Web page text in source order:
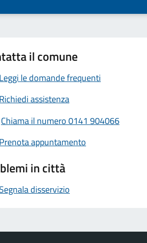
il comune
Leggi le domande frequenti
Richiedi assistenza
Chiama il numero 0141 904066
Prenota appuntamento
in città
Segnala disservizio